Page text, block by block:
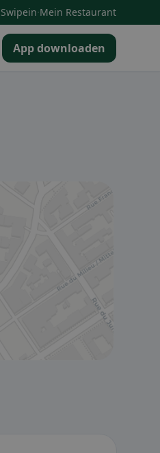
·Mein Restaurant
App downloaden